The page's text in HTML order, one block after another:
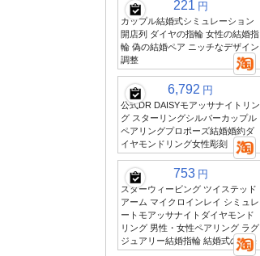
221 円
カップル結婚式シミュレーション
開店列 ダイヤの指輪 女性の結婚指
輪 偽の結婚ペア ニッチなデザイン
調整
6,792 円
公式DR DAISYモアッサナイトリン
グ スターリングシルバーカップル
ペアリングプロポーズ結婚婚約ダ
イヤモンドリング女性彫刻
753 円
スターウィービング ツイステッド
アーム マイクロインレイ シミュレ
ートモアッサナイトダイヤモンド
リング 男性・女性ペアリング ラグ
ジュアリー結婚指輪 結婚式の由来